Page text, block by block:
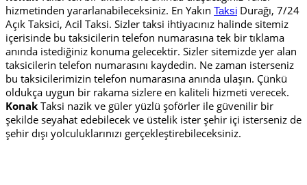
hizmetinden yararlanabileceksiniz. En Yakın Taksi Durağı, 7/24
Açık Taksici, Acil Taksi. Sizler taksi ihtiyacınız halinde sitemiz
içerisinde bu taksicilerin telefon numarasına tek bir tıklama
anında istediğiniz konuma gelecektir. Sizler sitemizde yer alan
taksicilerin telefon numarasını kaydedin. Ne zaman isterseniz
bu taksicilerimizin telefon numarasına anında ulaşın. Çünkü
oldukça uygun bir rakama sizlere en kaliteli hizmeti verecek.
Konak Taksi nazik ve güler yüzlü şoförler ile güvenilir bir
şekilde seyahat edebilecek ve üstelik ister şehir içi isterseniz de
şehir dışı yolculuklarınızı gerçekleştirebileceksiniz.